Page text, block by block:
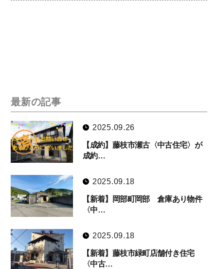
最新の記事
2025.09.26
【成約】藤枝市瀬古〈中古住宅〉が
成約…
2025.09.18
【新着】岡部町岡部 倉庫あり物件
〈中…
2025.09.18
【新着】藤枝市緑町店舗付き住宅
〈中古…